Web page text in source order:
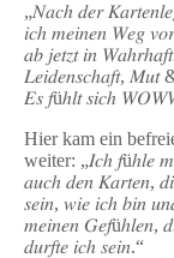
„𝑁𝑎𝑐ℎ 𝑑𝑒𝑟
𝑖𝑐ℎ 𝑚𝑒𝑖𝑛𝑒𝑛 𝑊𝑒𝑔
𝑎𝑏 𝑗𝑒𝑡𝑧𝑡 𝑖𝑛
𝐿𝑒𝑖𝑑𝑒𝑛𝑠𝑐ℎ𝑎𝑓𝑡, 𝑀𝑢𝑡
𝐸𝑠 𝑓üℎ𝑙𝑡 𝑠𝑖𝑐ℎ
Hier kam ein
weiter: „𝐼𝑐ℎ 𝑓üℎ𝑙𝑒
𝑎𝑢𝑐ℎ 𝑑𝑒𝑛 𝐾𝑎𝑟𝑡𝑒𝑛,
𝑠𝑒𝑖𝑛, 𝑤𝑖𝑒 𝑖𝑐ℎ 𝑏𝑖𝑛
𝑚𝑒𝑖𝑛𝑒𝑛 𝐺𝑒𝑓üℎ𝑙𝑒𝑛,
𝑑𝑢𝑟𝑓𝑡𝑒 𝑖𝑐ℎ 𝑠𝑒𝑖𝑛.“